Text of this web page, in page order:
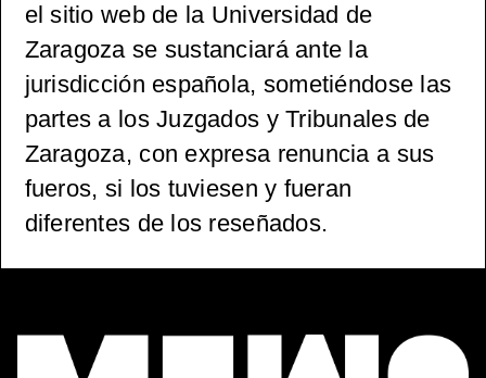
el sitio web de la Universidad de
Zaragoza se sustanciará ante la
jurisdicción española, sometiéndose las
partes a los Juzgados y Tribunales de
Zaragoza, con expresa renuncia a sus
fueros, si los tuviesen y fueran
diferentes de los reseñados.